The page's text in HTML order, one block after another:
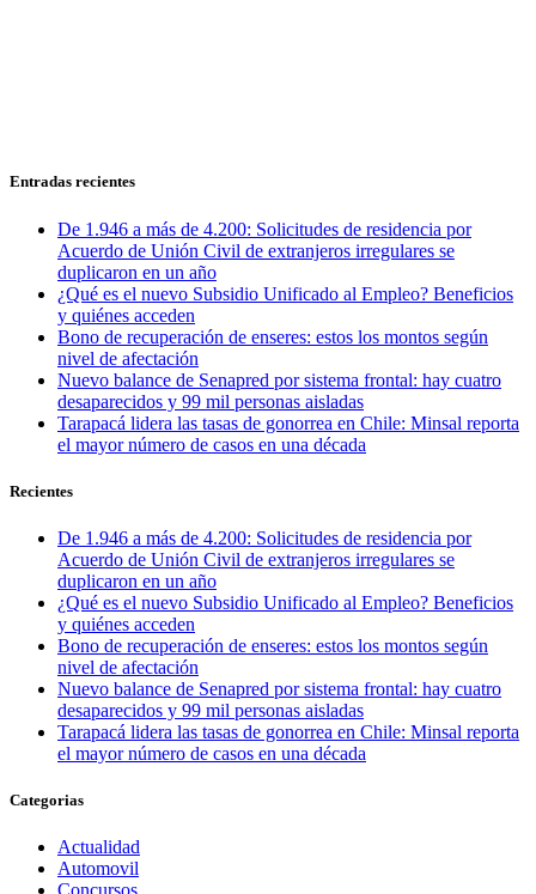
Entradas recientes
De 1.946 a más de 4.200: Solicitudes de residencia por
Acuerdo de Unión Civil de extranjeros irregulares se
duplicaron en un año
¿Qué es el nuevo Subsidio Unificado al Empleo? Beneficios
y quiénes acceden
Bono de recuperación de enseres: estos los montos según
nivel de afectación
Nuevo balance de Senapred por sistema frontal: hay cuatro
desaparecidos y 99 mil personas aisladas
Tarapacá lidera las tasas de gonorrea en Chile: Minsal reporta
el mayor número de casos en una década
Recientes
De 1.946 a más de 4.200: Solicitudes de residencia por
Acuerdo de Unión Civil de extranjeros irregulares se
duplicaron en un año
¿Qué es el nuevo Subsidio Unificado al Empleo? Beneficios
y quiénes acceden
Bono de recuperación de enseres: estos los montos según
nivel de afectación
Nuevo balance de Senapred por sistema frontal: hay cuatro
desaparecidos y 99 mil personas aisladas
Tarapacá lidera las tasas de gonorrea en Chile: Minsal reporta
el mayor número de casos en una década
Categorias
Actualidad
Automovil